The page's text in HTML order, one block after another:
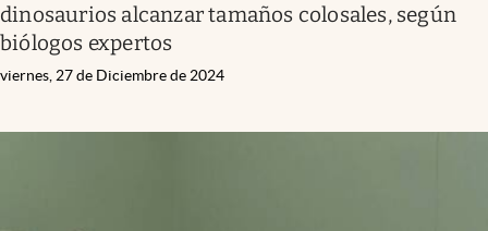
dinosaurios alcanzar tamaños colosales, según
biólogos expertos
viernes, 27 de Diciembre de 2024